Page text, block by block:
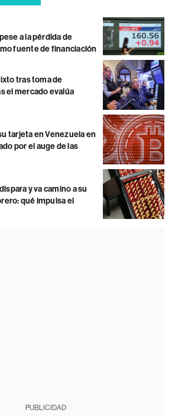
a la pérdida de
fuente de financiación
tras toma de
el mercado evalúa
tarjeta en Venezuela en
por el auge de las
y va camino a su
qué impulsa el
PUBLICIDAD